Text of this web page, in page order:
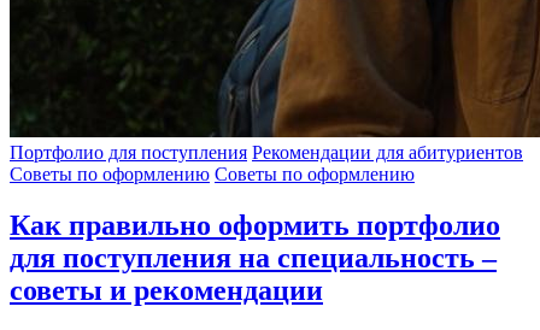
Портфолио для поступления Рекомендации для абитуриентов
Советы по оформлению Советы по оформлению
Как правильно оформить портфолио
для поступления на специальность –
советы и рекомендации